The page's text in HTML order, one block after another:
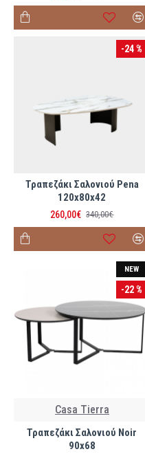
-24 %
Τραπεζάκι Σαλονιού Pena
120x80x42
260,00€ 340,00€
NEW
-22 %
Casa Tierra
Τραπεζάκι Σαλονιού Noir
90x68